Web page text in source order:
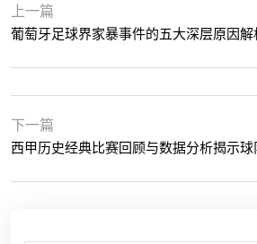
上一篇
葡萄牙足球界家暴事件的五大深层原因解
下一篇
西甲历史经典比赛回顾与数据分析揭示